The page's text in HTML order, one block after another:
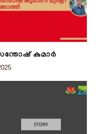
കുമാർ